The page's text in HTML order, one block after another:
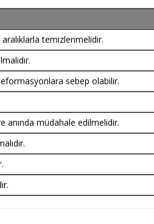
temizlenmelidir.
sebep olabilir.
anında müdahale edilmelidir.